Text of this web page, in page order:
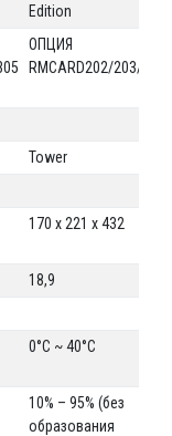
Edition
ОПЦИЯ
RMCARD202/203/
Tower
170 x 221 x 432
18,9
0°C ~ 40°C
10% – 95% (без
образования